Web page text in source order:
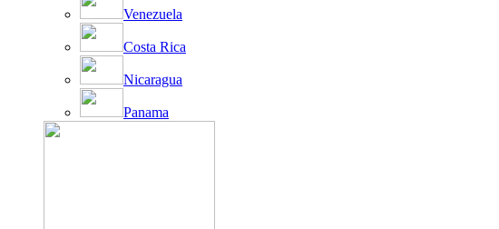
Venezuela
Costa Rica
Nicaragua
Panama